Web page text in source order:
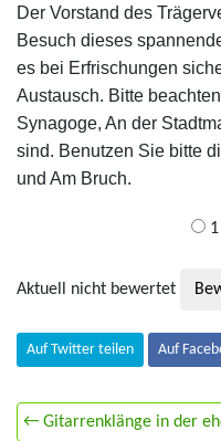
Der Vorstand des
Besuch dieses
es bei Erfrischungen
Austausch. Bitte
Synagoge, An der
sind. Benutzen Sie bitte
und Am Bruch.
Aktuell nicht bewertet
1
Auf Twitter teilen Auf
← Gitarrenklänge in der